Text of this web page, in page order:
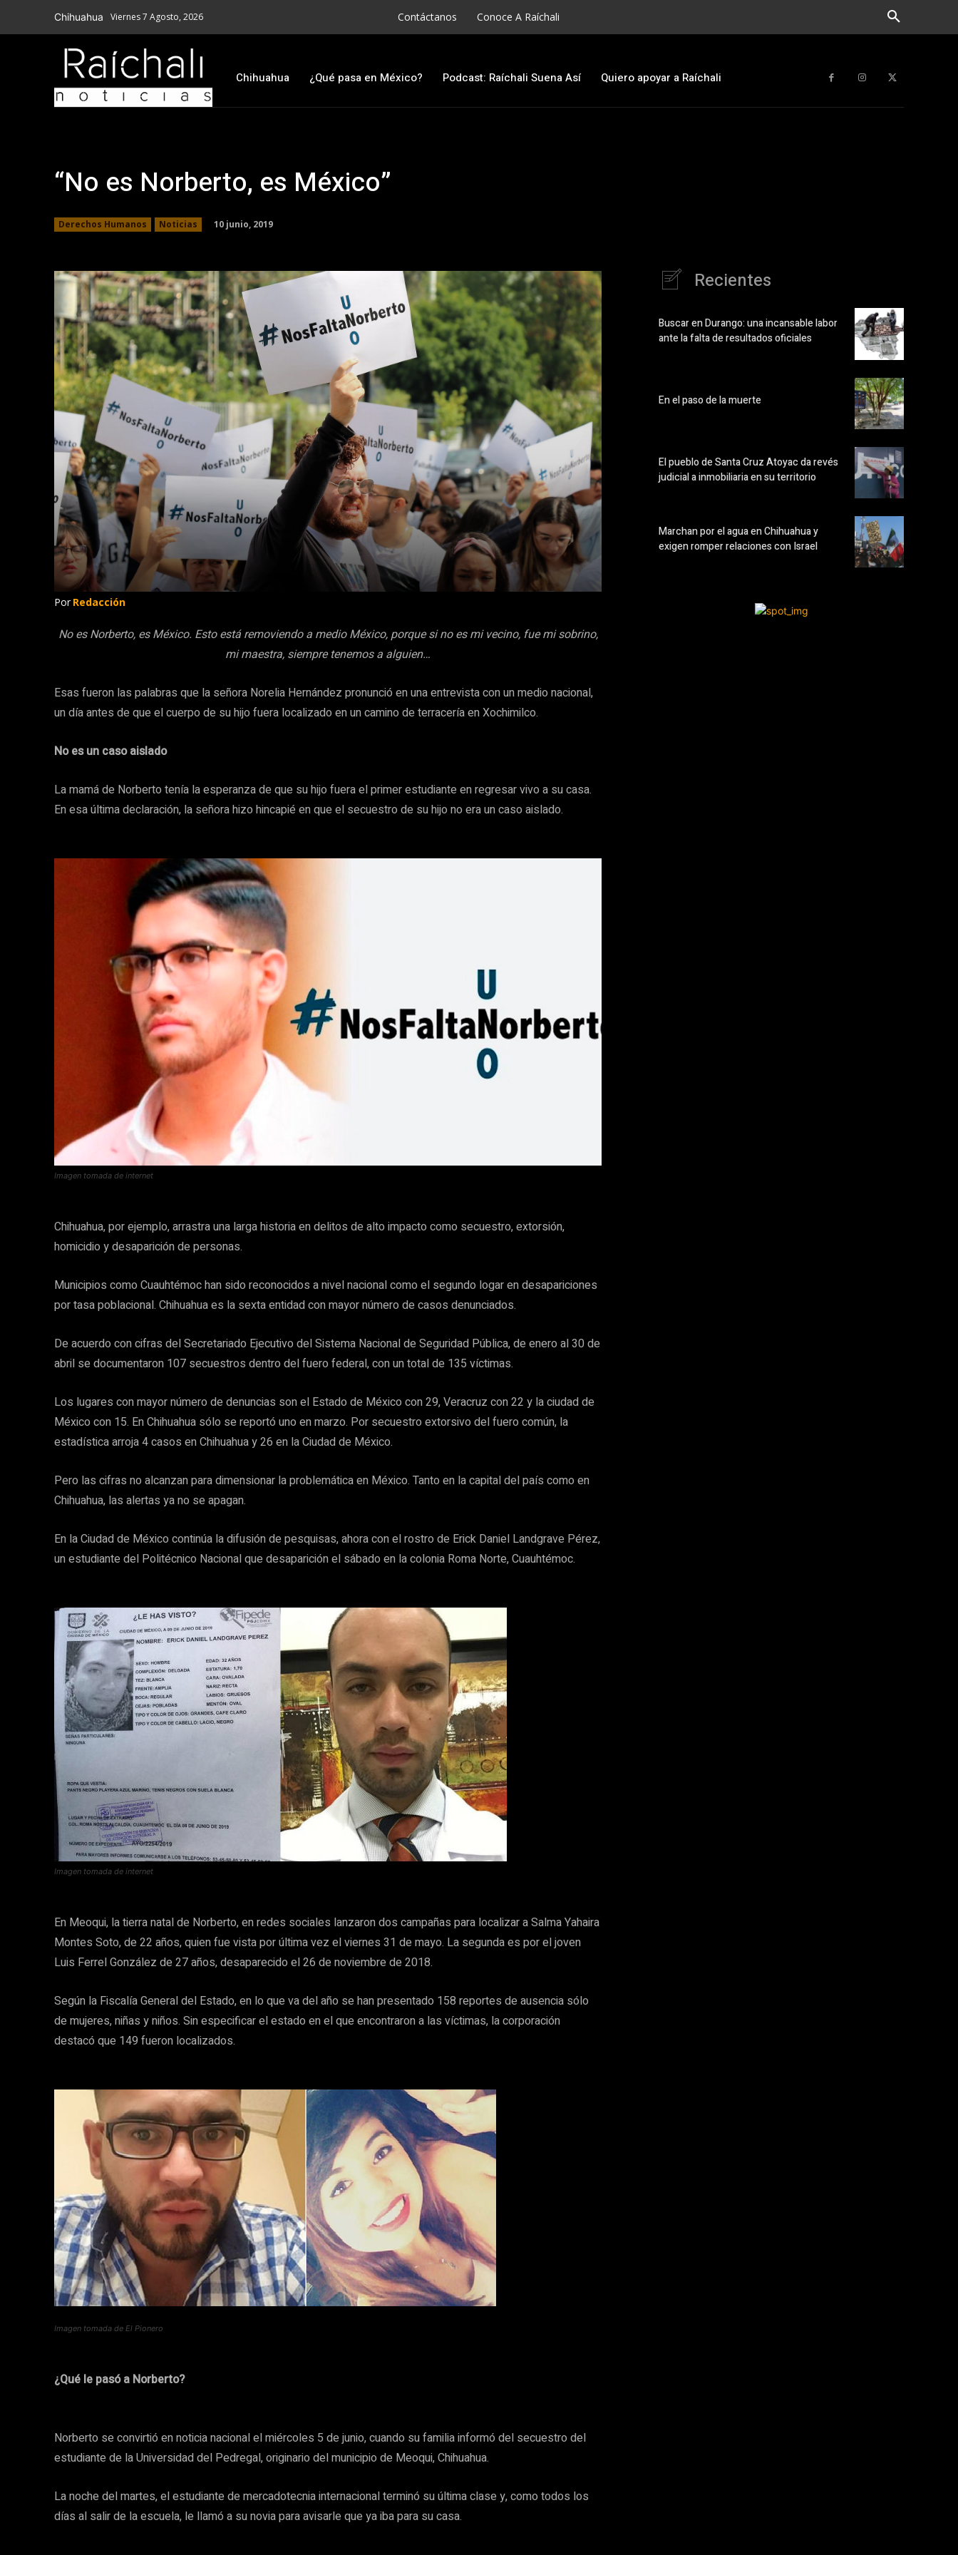
Chihuahua Viernes 7 Agosto, 2026 Contáctanos Conoce A Raíchali
Chihuahua ¿Qué pasa en México? Podcast: Raíchali Suena Así Quiero apoyar a Raíchali
“No es Norberto, es México”
Derechos Humanos Noticias 10 junio, 2019
Por Redacción
No es Norberto, es México. Esto está removiendo a medio México, porque si no es mi vecino, fue mi sobrino,
mi maestra, siempre tenemos a alguien…
Esas fueron las palabras que la señora Norelia Hernández pronunció en una entrevista con un medio nacional,
un día antes de que el cuerpo de su hijo fuera localizado en un camino de terracería en Xochimilco.
No es un caso aislado
La mamá de Norberto tenía la esperanza de que su hijo fuera el primer estudiante en regresar vivo a su casa.
En esa última declaración, la señora hizo hincapié en que el secuestro de su hijo no era un caso aislado.
Imagen tomada de internet
Chihuahua, por ejemplo, arrastra una larga historia en delitos de alto impacto como secuestro, extorsión,
homicidio y desaparición de personas.
Municipios como Cuauhtémoc han sido reconocidos a nivel nacional como el segundo logar en desapariciones
por tasa poblacional. Chihuahua es la sexta entidad con mayor número de casos denunciados.
De acuerdo con cifras del Secretariado Ejecutivo del Sistema Nacional de Seguridad Pública, de enero al 30 de
abril se documentaron 107 secuestros dentro del fuero federal, con un total de 135 víctimas.
Los lugares con mayor número de denuncias son el Estado de México con 29, Veracruz con 22 y la ciudad de
México con 15. En Chihuahua sólo se reportó uno en marzo. Por secuestro extorsivo del fuero común, la
estadística arroja 4 casos en Chihuahua y 26 en la Ciudad de México.
Pero las cifras no alcanzan para dimensionar la problemática en México. Tanto en la capital del país como en
Chihuahua, las alertas ya no se apagan.
En la Ciudad de México continúa la difusión de pesquisas, ahora con el rostro de Erick Daniel Landgrave Pérez,
un estudiante del Politécnico Nacional que desaparición el sábado en la colonia Roma Norte, Cuauhtémoc.
Imagen tomada de internet
En Meoqui, la tierra natal de Norberto, en redes sociales lanzaron dos campañas para localizar a Salma Yahaira
Montes Soto, de 22 años, quien fue vista por última vez el viernes 31 de mayo. La segunda es por el joven
Luis Ferrel González de 27 años, desaparecido el 26 de noviembre de 2018.
Según la Fiscalía General del Estado, en lo que va del año se han presentado 158 reportes de ausencia sólo
de mujeres, niñas y niños. Sin especificar el estado en el que encontraron a las víctimas, la corporación
destacó que 149 fueron localizados.
Imagen tomada de El Pionero
¿Qué le pasó a Norberto?
Norberto se convirtió en noticia nacional el miércoles 5 de junio, cuando su familia informó del secuestro del
estudiante de la Universidad del Pedregal, originario del municipio de Meoqui, Chihuahua.
La noche del martes, el estudiante de mercadotecnia internacional terminó su última clase y, como todos los
días al salir de la escuela, le llamó a su novia para avisarle que ya iba para su casa.
Recientes
Buscar en Durango: una incansable labor
ante la falta de resultados oficiales
En el paso de la muerte
El pueblo de Santa Cruz Atoyac da revés
judicial a inmobiliaria en su territorio
Marchan por el agua en Chihuahua y
exigen romper relaciones con Israel